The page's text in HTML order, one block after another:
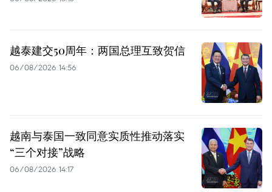
越泰建交50周年：两国总理互致贺信
06/08/2026 14:56
越南与泰国一致同意实质性推动落实
“三个对接”战略
06/08/2026 14:17